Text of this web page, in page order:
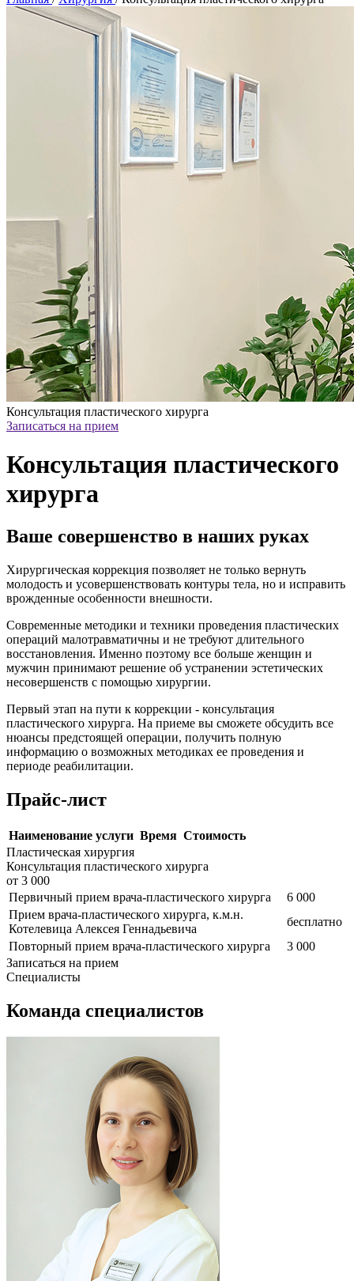
Консультация пластического хирурга
Записаться на прием
Консультация пластического
хирурга
Ваше совершенство в наших руках
Хирургическая коррекция позволяет не только вернуть
молодость и усовершенствовать контуры тела, но и исправить
врожденные особенности внешности.
Современные методики и техники проведения пластических
операций малотравматичны и не требуют длительного
восстановления. Именно поэтому все больше женщин и
мужчин принимают решение об устранении эстетических
несовершенств с помощью хирургии.
Первый этап на пути к коррекции - консультация
пластического хирурга. На приеме вы сможете обсудить все
нюансы предстоящей операции, получить полную
информацию о возможных методиках ее проведения и
периоде реабилитации.
Прайс-лист
Наименование услуги Время Стоимость
Пластическая хирургия
Консультация пластического хирурга
от 3 000
Первичный прием врача-пластического хирурга
6 000
Прием врача-пластического хирурга, к.м.н.
Котелевица Алексея Геннадьевича
бесплатно
Повторный прием врача-пластического хирурга
3 000
Записаться на прием
Специалисты
Команда специалистов